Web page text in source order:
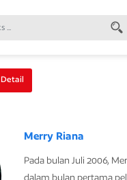
Detail
Merry Riana
Pada bulan Juli 2006,
dalam bulan pertama